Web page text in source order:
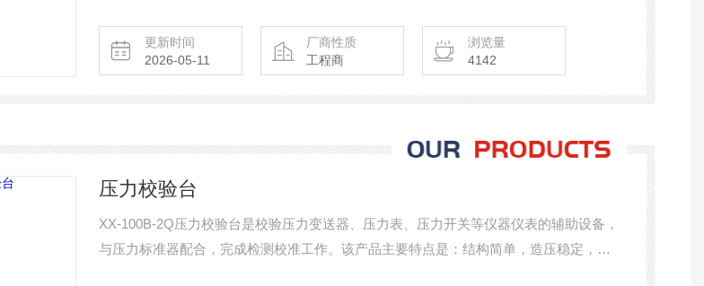
组成，校验台造压分液压和气压两部分组成。操作简单、结构合理、密封性能良好的优
点，宽范围压力发生系统，可广泛应用于计量、科研、工矿企业及仪表制造等行业
更新时间
2026-05-11
厂商性质
工程商
浏览量
4142
压力校验台
XX-100B-2Q压力校验台是校验压力变送器、压力表、压力开关等仪器仪表的辅助设备，
与压力标准器配合，完成检测校准工作。该产品主要特点是：结构简单，造压稳定，操